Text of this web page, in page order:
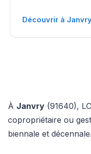
Découvrir à Janvry
À Janvry (91640),
copropriétaire ou
biennale et décennale.